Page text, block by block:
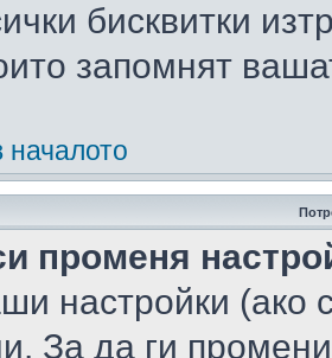
бисквитки
запомнят
началото
променя
настройки (ако
За да ги